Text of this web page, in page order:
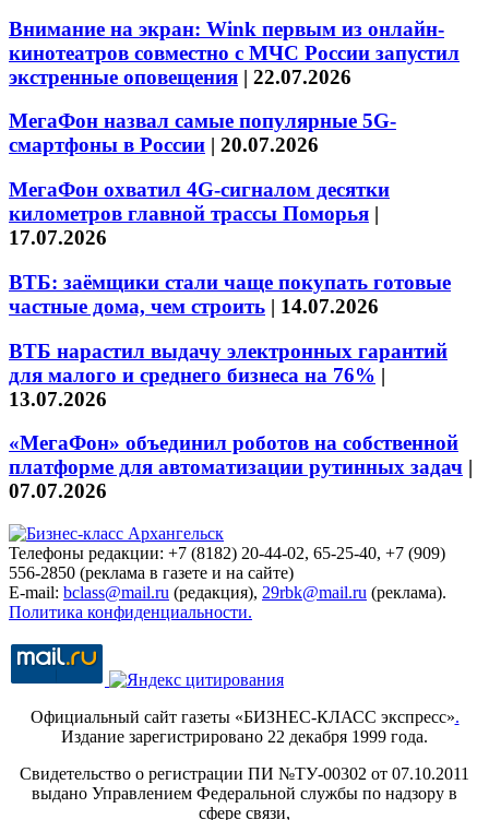
Внимание на экран: Wink первым из онлайн-
кинотеатров совместно с МЧС России запустил
экстренные оповещения | 22.07.2026
МегаФон назвал самые популярные 5G-
смартфоны в России | 20.07.2026
МегаФон охватил 4G-сигналом десятки
километров главной трассы Поморья |
17.07.2026
ВТБ: заёмщики стали чаще покупать готовые
частные дома, чем строить | 14.07.2026
ВТБ нарастил выдачу электронных гарантий
для малого и среднего бизнеса на 76% |
13.07.2026
«МегаФон» объединил роботов на собственной
платформе для автоматизации рутинных задач |
07.07.2026
Телефоны редакции: +7 (8182) 20-44-02, 65-25-40, +7 (909)
556-2850 (реклама в газете и на сайте)
E-mail: bclass@mail.ru (редакция), 29rbk@mail.ru (реклама).
Политика конфиденциальности.
Официальный сайт газеты «БИЗНЕС-КЛАСС экспресс».
Издание зарегистрировано 22 декабря 1999 года.
Свидетельство о регистрации ПИ №ТУ-00302 от 07.10.2011
выдано Управлением Федеральной службы по надзору в
сфере связи,